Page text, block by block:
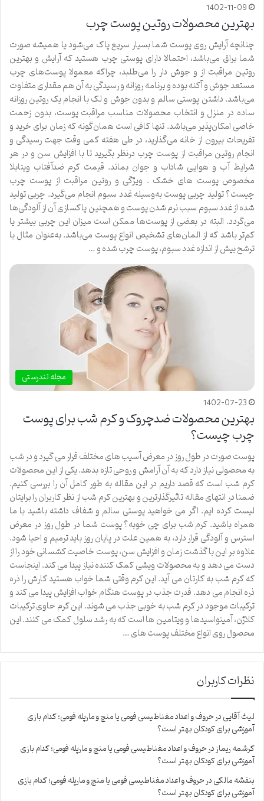
1402-11-09
بهترین محصولات روتین پوست چرب
چنانچه آرایش روی پوست شما بسیار سریع پاک می‌شود یا همیشه صورت
شما براق می‌باشد، احتمالا دارای پوستی چرب هستید که آرایش و بهترین
روتین مراقبت از و جوش دار را می‌طلبد، چراکه معمولا پوست‌های چرب
مستعد جوش و آکنه بوده و برنامه روزانه و رسیدگی به آن هم مقداری متفاوت
می‌باشد. داشتن پوستی سالم و بدون جوش و لک با انجام یک روتین روزانه
ساده در منزل و انتخاب محصولات مناسب مراقبت پوست، بدون زحمت
خاصی امکان‌پذیر می‌باشد. تنها کافی‌ است همان‌گونه که زمان برای خرید و
تفریحات بیرون از خانه می‌گذارید، در طی هفته کمی وقت جهت رسیدگی و
انجام روتین مراقبت از پوست چرب درنظر بگیرید تا با افزایش سن و در هر
شرایط آب و هوایی شاداب و جوان بماند. قیمت کرم ضدآفتاب ویتابلا
مخصوص پوست های خشک . ویژگی‌ و روتین مراقبت از پوست چرب
چیست؟ تولید چربی پوست به‌وسیله غدد سبوم انجام می‌گیرد. چربی تولید
شده از غدد سبوم سبب نرم شدن پوست و همچنین پاکسازی آن از آلودگی‌ها
می‌گردد. البته در بعضی از پوست‌ها ممکن است میزان این چربی بیشتر یا
کم‌تر باشد که از المان‌های تشخیص انواع پوست‌ می‌باشد. به‌عنوان مثال با
ترشح بیش از اندازه غدد سبوم، پوست چرب شده و …
مجله تندرستی
1402-07-23
بهترین محصولات ضدچروک و کرم شب برای پوست
چرب چیست؟
پوست صورت در طول روز در معرض آسیب های مختلف قرار می گیرد و در شب
به محصولی نیاز دارد که به آن آرامش و روحی تازه بدهد. یکی از این محصولات
کرم شب است که قصد داریم در این مقاله به طور کامل آن را بررسی کنیم.
ضمنا در انتهای مقاله تاثیرگذارترین و بهترین کرم شب از نظر کاربران را برایتان
لیست کرده ایم. اگر می خواهید پوستی سالم و شفاف داشته باشید با ما
همراه باشید. کرم شب برای چی خوبه؟ پوست شما در طول روز در معرض
استرس و آلودگی قرار دارد، به همین علت در پایان روز باید ترمیم و احیا شود.
علاوه بر این با گذشت زمان و افزایش سن، پوست خاصیت کشسانی خود را از
دست می دهد و به محصولات ویشی کمک کننده نیاز پیدا می کند. اینجاست
که کرم شب به کارتان می آید. این کرم وقتی شما خواب هستید کارش را ذره
ذره انجام می دهد. قدرت جذب در پوست هنگام خواب افزایش پیدا می کند و
ترکیبات موجود در کرم شب به خوبی جذب می شوند. این کرم حاوی ترکیبات
کلاژن، آمینواسیدها و ویتامین ها است که به رشد سلول کمک می کنند. این
محصول روی انواع مختلف پوست های …
نظرات کاربران
لیث آقاییدرحروف و اعداد مغناطیسی فومی یا منچ و مارپله فومی؛ کدام بازی
آموزشی برای کودکان بهتر است؟
کرشمه ریمازدرحروف و اعداد مغناطیسی فومی یا منچ و مارپله فومی؛ کدام بازی
آموزشی برای کودکان بهتر است؟
بنفشه مالکیدرحروف و اعداد مغناطیسی فومی یا منچ و مارپله فومی؛ کدام بازی
آموزشی برای کودکان بهتر است؟